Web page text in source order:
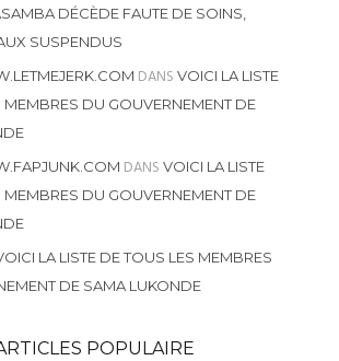
DÉCÈDE FAUTE DE SOINS,
SUSPENDUS
DANS VOICI LA LISTE
MEMBRES DU GOUVERNEMENT DE
DANS VOICI LA LISTE
MEMBRES DU GOUVERNEMENT DE
LA LISTE DE TOUS LES MEMBRES
DE SAMA LUKONDE
POPULAIRE